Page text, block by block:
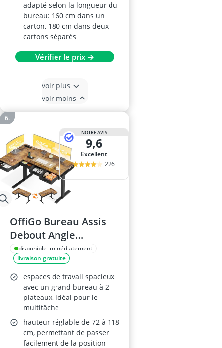
adapté selon la longueur du
bureau: 160 cm dans un
carton, 180 cm dans deux
cartons séparés
Vérifier le prix →
voir plus
voir moins
NOTRE AVIS
9,6
Excellent
226
OffiGo Bureau Assis
Debout Angle
140x80cm Brun
Rustique
disponible immédiatement
livraison gratuite
espaces de travail spacieux
avec un grand bureau à 2
plateaux, idéal pour le
multitâche
hauteur réglable de 72 à 118
cm, permettant de passer
facilement de la position